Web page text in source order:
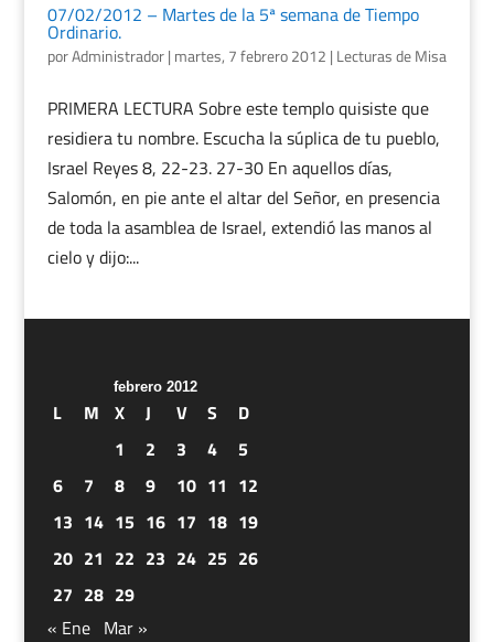
07/02/2012 – Martes de la 5ª semana de Tiempo
Ordinario.
porAdministrador| martes, 7 febrero 2012 | Lecturas de Misa
PRIMERA LECTURA Sobre este templo quisiste que
residiera tu nombre. Escucha la súplica de tu pueblo,
Israel Reyes 8, 22-23. 27-30 En aquellos días,
Salomón, en pie ante el altar del Señor, en presencia
de toda la asamblea de Israel, extendió las manos al
cielo y dijo:...
febrero 2012
L M X J V S
D
1
2 3 4
5
6
7 8 9 10 11 12
13 14 15 16 17 18 19
20 21 22 23 24 25 26
27 28 29
« Ene Mar »